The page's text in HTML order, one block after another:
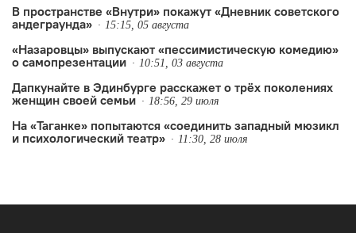
В пространстве «Внутри» покажут «Дневник советского
андеграунда»
15:15, 05 августа
«Назаровцы» выпускают «пессимистическую комедию»
о самопрезентации
10:51, 03 августа
Дапкунайте в Эдинбурге расскажет о трёх поколениях
женщин своей семьи
18:56, 29 июля
На «Таганке» попытаются «соединить западный мюзикл
и психологический театр»
11:30, 28 июля